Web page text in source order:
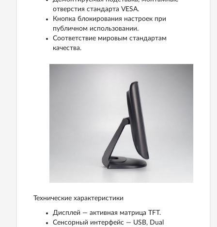
отверстия стандарта VESA.
Кнопка блокирования настроек при
публичном использовании.
Соответствие мировым стандартам
качества.
Технические характеристики
Дисплей — активная матрица TFT.
Сенсорный интерфейс — USB, Dual